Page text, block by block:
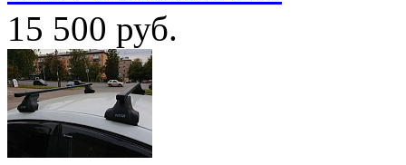
15 500 руб.